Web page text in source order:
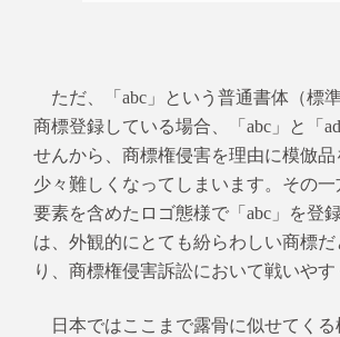
ただ、「abc」という普通書体（標
商標登録している場合、「abc」と「
せんから、 商標権侵害を理由に模倣
少々難しくなってしまいます。その
要素を含めた ロゴ態様で「abc」を登
は、外観的にとても紛らわしい商標
り、商標権侵害訴訟において戦いやす
日本ではここまで露骨に似せてくる